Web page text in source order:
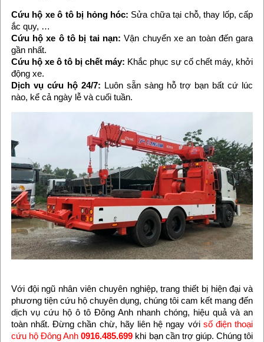
Cứu hộ xe ô tô bị hỏng hóc: Sửa chữa tại chỗ, thay lốp, cấp
ắc quy, …
Cứu hộ xe ô tô bị tai nạn:Vận chuyển xe an toàn đến gara
gần nhất.
Cứu hộ xe ô tô bị chết máy: Khắc phục sự cố chết máy, khởi
động xe.
Dịch vụ cứu hộ 24/7: Luôn sẵn sàng hỗ trợ bạn bất cứ lúc
nào, kể cả ngày lễ và cuối tuần.
Với đội ngũ nhân viên chuyên nghiệp, trang thiết bị hiện đại và
phương tiện cứu hộ chuyên dụng, chúng tôi cam kết mang đến
dịch vụ cứu hộ ô tô Đông Anh nhanh chóng, hiệu quả và an
toàn nhất. Đừng chần chừ, hãy liên hệ ngay với số điện thoại
cứu hộ Đông Anh 0916.485.699 khi bạn cần trợ giúp. Chúng tôi